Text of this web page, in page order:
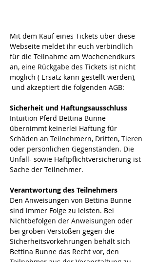
Mit dem Kauf eines Tickets über diese
Webseite meldet ihr euch verbindlich
für die Teilnahme am Wochenendkurs
an, eine Rückgabe des Tickets ist nicht
möglich ( Ersatz kann gestellt werden),
und akzeptiert die folgenden AGB:
Sicherheit und Haftungsausschluss
Intuition Pferd Bettina Bunne
übernimmt keinerlei Haftung für
Schäden an Teilnehmern, Dritten, Tieren
oder persönlichen Gegenständen. Die
Unfall- sowie Haftpflichtversicherung ist
Sache der Teilnehmer.
Verantwortung des Teilnehmers
Den Anweisungen von Bettina Bunne
sind immer Folge zu leisten. Bei
Nichtbefolgen der Anweisungen oder
bei groben Verstößen gegen die
Sicherheitsvorkehrungen behält sich
Bettina Bunne das Recht vor, den